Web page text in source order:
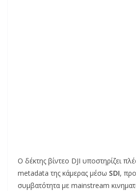
Ο δέκτης βίντεο DJI υποστηρίζει
metadata της κάμερας μέσω SDI,
συμβατότητα με mainstream